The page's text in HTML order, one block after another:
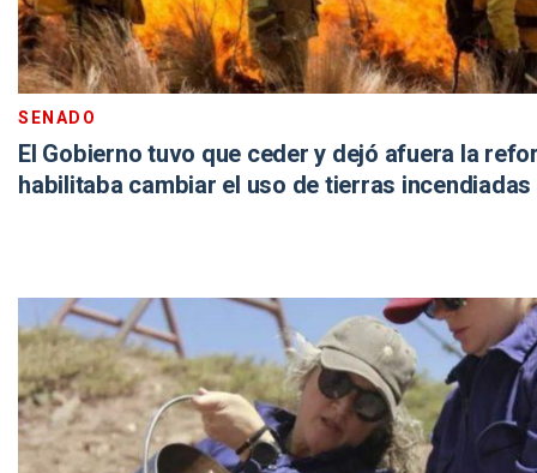
SENADO
El Gobierno tuvo que ceder y dejó afuera la
habilitaba cambiar el uso de tierras incendiadas